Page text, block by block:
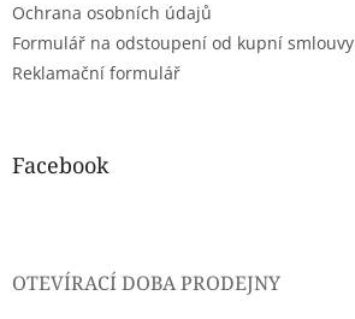
Ochrana osobních údajů
Formulář na odstoupení od kupní smlouvy
Reklamační formulář
Facebook
OTEVÍRACÍ DOBA PRODEJNY